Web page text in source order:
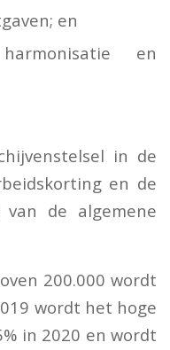
en
en
in de
en de
van de algemene
200.000 wordt
wordt het hoge
in 2020 en wordt